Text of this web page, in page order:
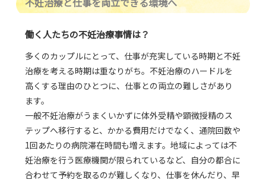
働く人たちの不妊治療事情は？
多くのカップルにとって、仕事が充実している時期と不妊
治療を考える時期は重なりがち。不妊治療のハードルを
高くする理由のひとつに、仕事との両立の難しさがあり
ます。
一般不妊治療がうまくいかずに体外受精や顕微授精のス
テップへ移行すると、かかる費用だけでなく、通院回数や
1回あたりの病院滞在時間も増えます。地域によっては不
妊治療を行う医療機関が限られているなど、自分の都合に
合わせて予約を取るのが難しくなり、仕事を休んだり、早